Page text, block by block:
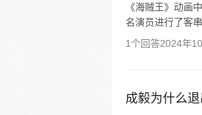
《海贼王》动画
名演员进行了客
1个回答2024年
成毅为什么退